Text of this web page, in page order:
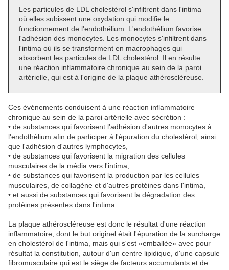
Les particules de LDL cholestérol s'infiltrent dans l'intima
où elles subissent une oxydation qui modifie le
fonctionnement de l'endothélium. L'endothélium favorise
l'adhésion des monocytes. Les monocytes s'infiltrent dans
l'intima où ils se transforment en macrophages qui
absorbent les particules de LDL cholestérol. Il en résulte
une réaction inflammatoire chronique au sein de la paroi
artérielle, qui est à l'origine de la plaque athéroscléreuse.
Ces événements conduisent à une réaction inflammatoire
chronique au sein de la paroi artérielle avec sécrétion :
• de substances qui favorisent l'adhésion d'autres monocytes à
l'endothélium afin de participer à l'épuration du cholestérol, ainsi
que l'adhésion d'autres lymphocytes,
• de substances qui favorisent la migration des cellules
musculaires de la média vers l'intima,
• de substances qui favorisent la production par les cellules
musculaires, de collagène et d'autres protéines dans l'intima,
• et aussi de substances qui favorisent la dégradation des
protéines présentes dans l'intima.
La plaque athéroscléreuse est donc le résultat d'une réaction
inflammatoire, dont le but originel était l'épuration de la surcharge
en cholestérol de l'intima, mais qui s'est «emballée» avec pour
résultat la constitution, autour d'un centre lipidique, d'une capsule
fibromusculaire qui est le siège de facteurs accumulants et de